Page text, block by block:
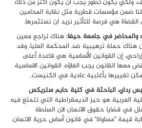
ولكي يكون تطور يجب ان يكون اكثر من ذلك
ضمن مؤسسات قطرية مثل نقابة المحامين
هي فرصة للتأثير نريد ان نستثمرها.
والمحاضر في جامعة حيفا: هناك تراجع معين
هناك حملة ترهيبية ضد المحكمة العليا، وقد
إن القوانين الأساسية هي قاعدة أعلى
معها القانون يجب الغاؤه، القوانين الاساسية
تغييرها بأغلبية عادية في الكنيست.
رداي، الباحثة في كلية حايم ستريكس
العربية هو حيز الديمقراطية التي تتمتع فيه
في قضايا حقوق الانسان لان السلطة
قيمة "مساواة" في قانون أساس حرية الانسان.